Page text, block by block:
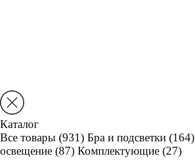
Каталог
Все товары (931) Бра и подсветки (164)
освещение (87) Комплектующие (27)